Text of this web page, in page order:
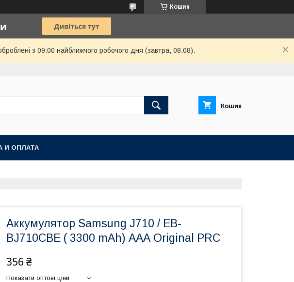
Кошик
з 09:00 найближчого робочого дня (завтра, 08.08).
Кошик
И ОПЛАТА
Аккумулятор Samsung J710 / EB-
BJ710CBE ( 3300 mAh) ААА Original PRC
356 ₴
Показати оптові ціни